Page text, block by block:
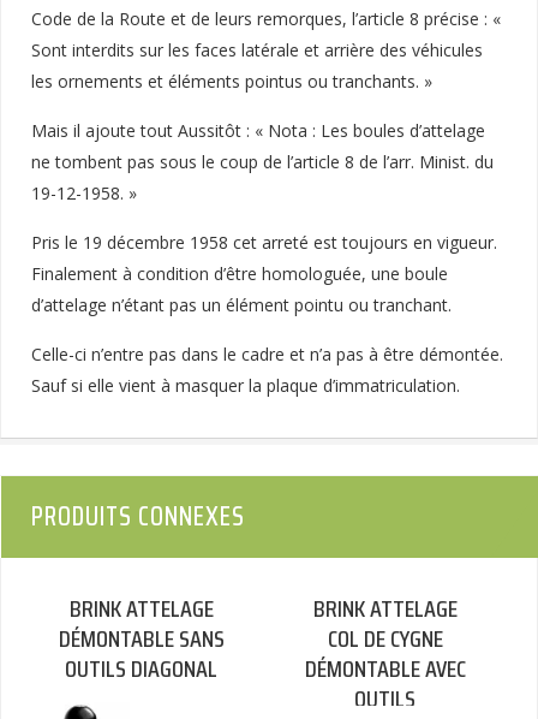
Code de la Route et de leurs remorques, l’article 8 précise : «
Sont interdits sur les faces latérale et arrière des véhicules
les ornements et éléments pointus ou tranchants. »
Mais il ajoute tout Aussitôt : « Nota : Les boules d’attelage
ne tombent pas sous le coup de l’article 8 de l’arr. Minist. du
19-12-1958. »
Pris le 19 décembre 1958 cet arreté est toujours en vigueur.
Finalement à condition d’être homologuée, une boule
d’attelage n’étant pas un élément pointu ou tranchant.
Celle-ci n’entre pas dans le cadre et n’a pas à être démontée.
Sauf si elle vient à masquer la plaque d’immatriculation.
PRODUITS CONNEXES
BRINK ATTELAGE
DÉMONTABLE SANS
OUTILS DIAGONAL
BRINK ATTELAGE
COL DE CYGNE
DÉMONTABLE AVEC
OUTILS